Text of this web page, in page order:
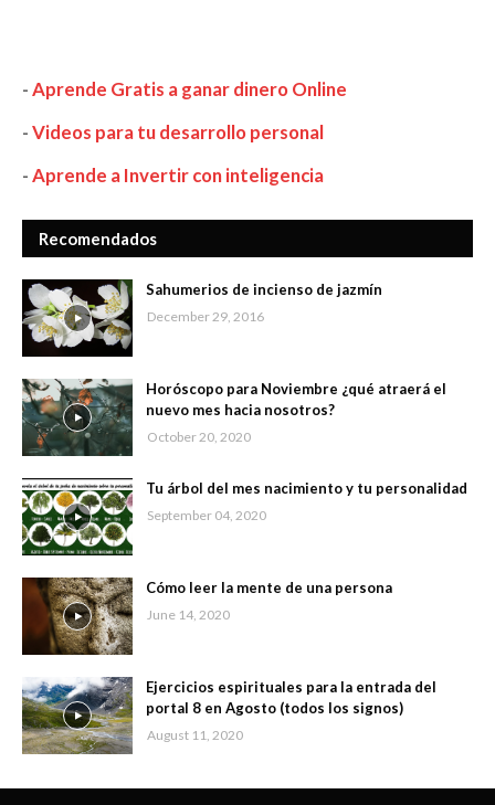
-Aprende Gratis a ganar dinero Online
-Videos para tu desarrollo personal
-Aprende a Invertir con inteligencia
Recomendados
Sahumerios de incienso de jazmín
December 29, 2016
Horóscopo para Noviembre ¿qué atraerá el
nuevo mes hacia nosotros?
October 20, 2020
Tu árbol del mes nacimiento y tu personalidad
September 04, 2020
Cómo leer la mente de una persona
June 14, 2020
Ejercicios espirituales para la entrada del
portal 8 en Agosto (todos los signos)
August 11, 2020